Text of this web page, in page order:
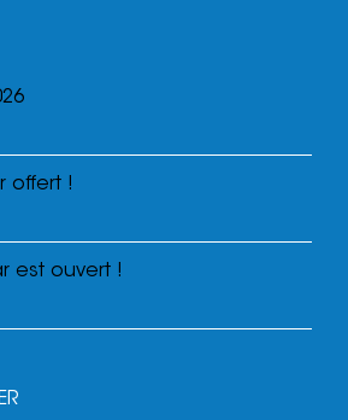
offert !
est ouvert !